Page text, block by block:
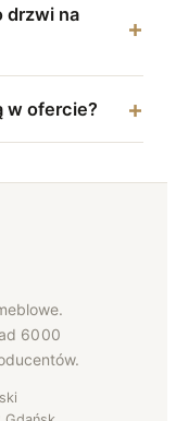
drzwi na
w ofercie?
6000